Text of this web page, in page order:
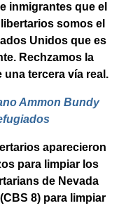
inmigrantes que el
somos el
Unidos que es
Rechzamos la
una tercera vía real.
Ammon Bundy
aparecieron
para limpiar los
de Nevada
8) para limpiar